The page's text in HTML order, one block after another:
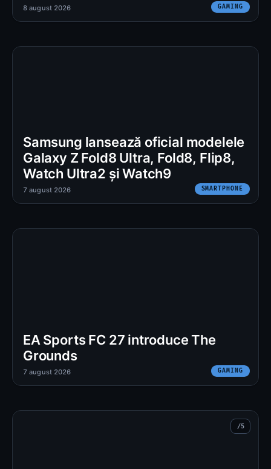
GAMING
8 august 2026
Samsung lansează oficial modelele
Galaxy Z Fold8 Ultra, Fold8, Flip8,
Watch Ultra2 și Watch9
SMARTPHONE
7 august 2026
EA Sports FC 27 introduce The
Grounds
GAMING
7 august 2026